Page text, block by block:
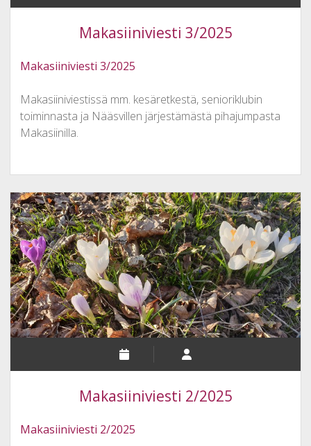
Makasiiniviesti 3/2025
Makasiiniviesti 3/2025
Makasiiniviestissä mm. kesäretkestä, senioriklubin
toiminnasta ja Nääsvillen järjestämästä pihajumpasta
Makasiinilla.
Makasiiniviesti 2/2025
Makasiiniviesti 2/2025